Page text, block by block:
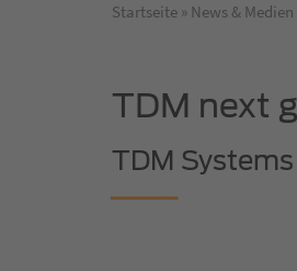
Startseite News & Medien
TDM next
TDM